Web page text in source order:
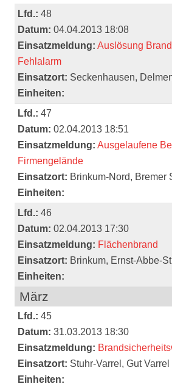
Lfd.: 48
Datum: 04.04.2013 18:08
Einsatzmeldung: Auslösung
Fehlalarm
Einsatzort: Seckenhausen,
Einheiten:
Lfd.: 47
Datum: 02.04.2013 18:51
Einsatzmeldung: Ausgelaufene
Firmengelände
Einsatzort: Brinkum-Nord, Bremer
Einheiten:
Lfd.: 46
Datum: 02.04.2013 17:30
Einsatzmeldung: Flächenbrand
Einsatzort: Brinkum, Ernst-Abbe-
Einheiten:
März
Lfd.: 45
Datum: 31.03.2013 18:30
Einsatzmeldung:
Einsatzort: Stuhr-Varrel, Gut Varrel
Einheiten: